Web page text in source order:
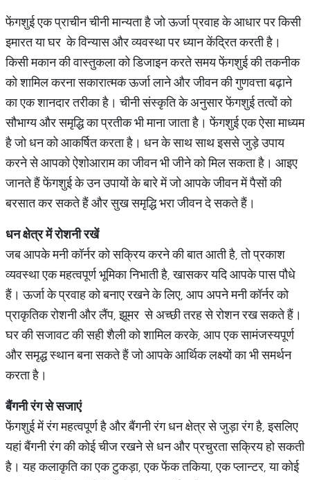
फेंगशुई एक प्राचीन चीनी मान्यता है जो ऊर्जा प्रवाह के आधार पर किसी
इमारत या घर के विन्यास और व्यवस्था पर ध्यान केंद्रित करती है।
किसी मकान की वास्तुकला को डिजाइन करते समय फेंगशुई की तकनीक
को शामिल करना सकारात्मक ऊर्जा लाने और जीवन की गुणवत्ता बढ़ाने
का एक शानदार तरीका है। चीनी संस्कृति के अनुसार फेंगशुई तत्वों को
सौभाग्य और समृद्धि का प्रतीक भी माना जाता है। फेंगशुई एक ऐसा माध्यम
है जो धन को आकर्षित करता है। धन के साथ साथ इससे जुड़े उपाय
करने से आपको ऐशोआराम का जीवन भी जीने को मिल सकता है। आइए
जानते हैं फेंगशुई के उन उपायों के बारे में जो आपके जीवन में पैसों की
बरसात कर सकते हैं और सुख समृद्धि भरा जीवन दे सकते हैं।
धनक्षेत्रमेंरोशनीरखें
जब आपके मनी कॉर्नर को सक्रिय करने की बात आती है, तो प्रकाश
व्यवस्था एक महत्वपूर्ण भूमिका निभाती है, खासकर यदि आपके पास पौधे
हैं। ऊर्जा के प्रवाह को बनाए रखने के लिए, आप अपने मनी कॉर्नर को
प्राकृतिक रोशनी और लैंप, झूमर से अच्छी तरह से रोशन रख सकते हैं।
घर की सजावट की सही शैली को शामिल करके, आप एक सामंजस्यपूर्ण
और समृद्ध स्थान बना सकते हैं जो आपके आर्थिक लक्ष्यों का भी समर्थन
करता है।
बैंगनीरंगसेसजाएं
फेंगशुई में रंग महत्वपूर्ण है और बैंगनी रंग धन क्षेत्र से जुड़ा रंग है, इसलिए
यहां बैंगनी रंग की कोई चीज रखने से धन और प्रचुरता सक्रिय हो सकती
है। यह कलाकृति का एक टुकड़ा, एक फेंक तकिया, एक प्लान्टर, या कोई